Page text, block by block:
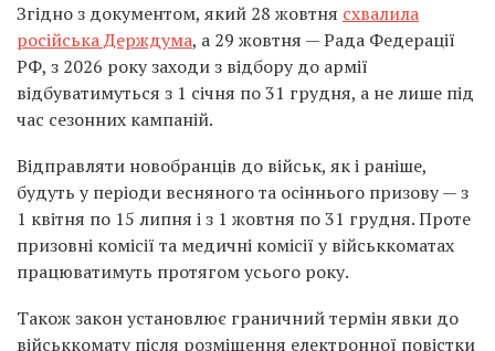
Згідно з документом, який 28 жовтня схвалила
російська Держдума, а 29 жовтня — Рада Федерації
РФ, з 2026 року заходи з відбору до армії
відбуватимуться з 1 січня по 31 грудня, а не лише під
час сезонних кампаній.
Відправляти новобранців до військ, як і раніше,
будуть у періоди весняного та осіннього призову — з
1 квітня по 15 липня і з 1 жовтня по 31 грудня. Проте
призовні комісії та медичні комісії у військкоматах
працюватимуть протягом усього року.
Також закон установлює граничний термін явки до
військкомату після розміщення електронної повістки